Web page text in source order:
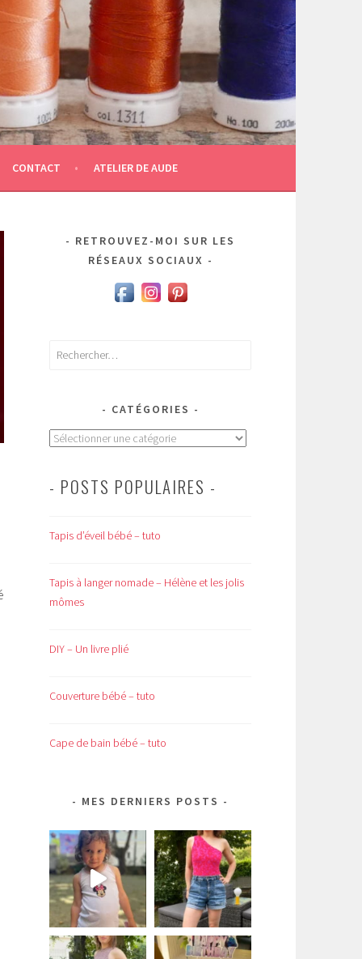
CONTACT ATELIER DE AUDE
RETROUVEZ-MOI SUR LES
RÉSEAUX SOCIAUX
Rechercher :
CATÉGORIES
Catégories
- POSTS POPULAIRES -
Tapis d’éveil bébé – tuto
Tapis à langer nomade – Hélène et les jolis
mômes
DIY – Un livre plié
Couverture bébé – tuto
Cape de bain bébé – tuto
MES DERNIERS POSTS